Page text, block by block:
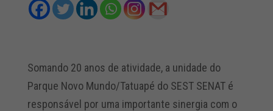
Somando 20 anos de atividade, a unidade do
Parque Novo Mundo/Tatuapé do SEST SENAT é
responsável por uma importante sinergia com o